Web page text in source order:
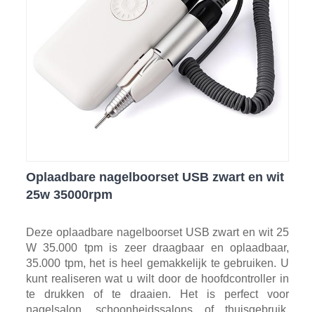
Oplaadbare nagelboorset USB zwart en wit
25w 35000rpm
Deze oplaadbare nagelboorset USB zwart en wit 25
W 35.000 tpm is zeer draagbaar en oplaadbaar,
35.000 tpm, het is heel gemakkelijk te gebruiken. U
kunt realiseren wat u wilt door de hoofdcontroller in
te drukken of te draaien. Het is perfect voor
nagelsalon, schoonheidssalons of thuisgebruik.